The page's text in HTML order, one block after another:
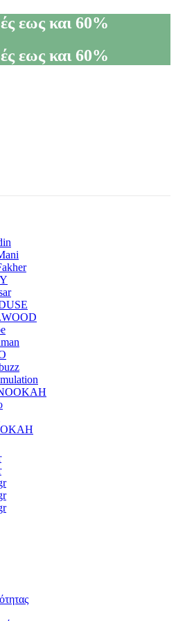
εως και 60%
εως και 60%